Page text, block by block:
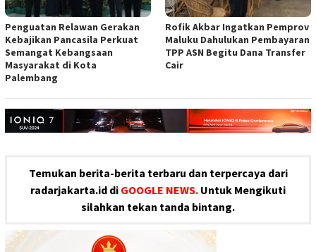
Penguatan Relawan Gerakan
Kebajikan Pancasila Perkuat
Semangat Kebangsaan
Masyarakat di Kota
Palembang
Rofik Akbar Ingatkan Pemprov
Maluku Dahulukan Pembayaran
TPP ASN Begitu Dana Transfer
Cair
Temukan berita-berita terbaru dan terpercaya dari
radarjakarta.id di GOOGLE NEWS. Untuk Mengikuti
silahkan tekan tanda bintang.